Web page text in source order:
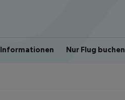
Informationen Nur Flug buchen